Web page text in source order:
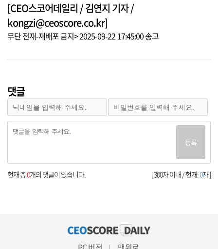
[CEO스코어데일리 / 김연지 기자 /
kongzi@ceoscore.co.kr]
무단 전재-재배포 금지> 2025-09-22 17:45:00 송고
댓글
등록
[ 300자 이내 / 현재:0자 ]
현재 총0개의 댓글이 있습니다.